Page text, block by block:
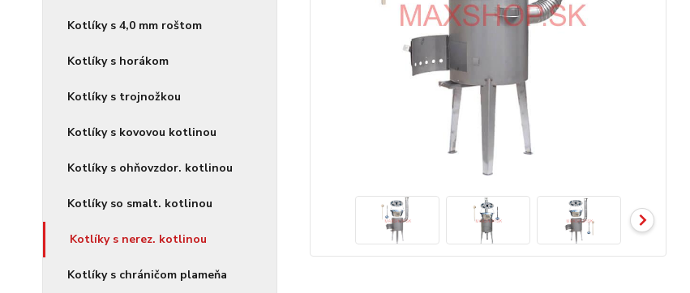
Kotlíky s 4,0 mm roštom
Kotlíky s horákom
Kotlíky s trojnožkou
Kotlíky s kovovou kotlinou
Kotlíky s ohňovzdor. kotlinou
Kotlíky so smalt. kotlinou
Kotlíky s nerez. kotlinou
Kotlíky s chráničom plameňa